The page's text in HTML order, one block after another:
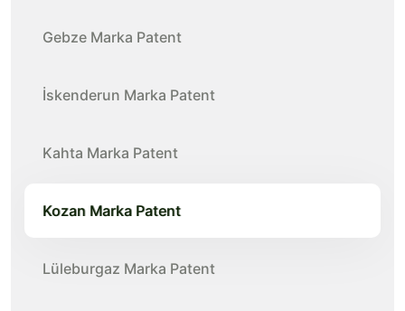
Gebze Marka Patent
İskenderun Marka Patent
Kahta Marka Patent
Kozan Marka Patent
Lüleburgaz Marka Patent